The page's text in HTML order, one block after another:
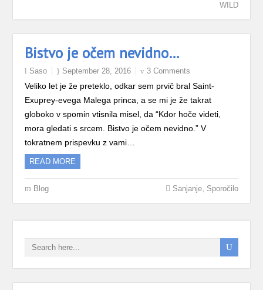
WILD
Bistvo je očem nevidno…
Saso September 28, 2016 3 Comments
Veliko let je že preteklo, odkar sem prvič bral Saint-
Exuprey-evega Malega princa, a se mi je že takrat
globoko v spomin vtisnila misel, da “Kdor hoče videti,
mora gledati s srcem. Bistvo je očem nevidno.” V
tokratnem prispevku z vami…
READ MORE
Blog Sanjanje, Sporočilo